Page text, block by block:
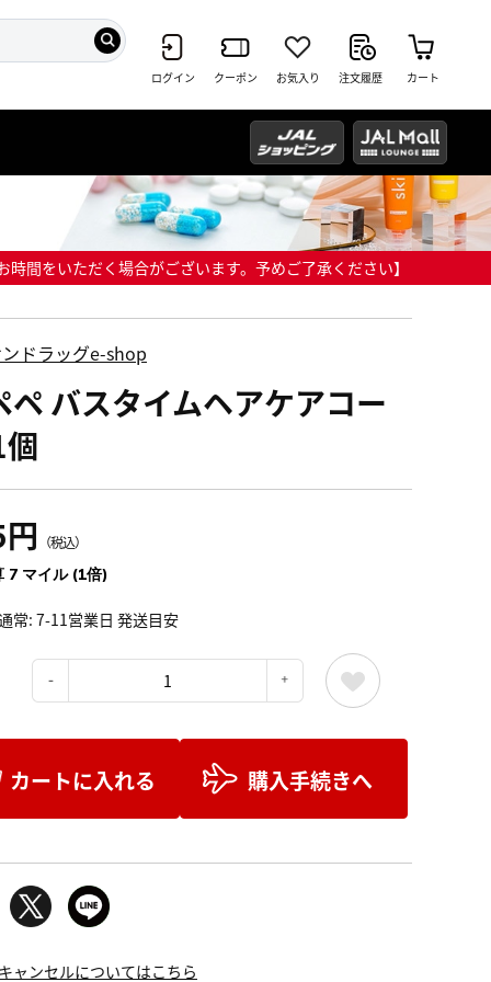
ログイン クーポン お気入り 注文履歴 カート
間をいただく場合がございます。予めご了承ください】
ドラッグe-shop
ペ バスタイムヘアケアコー
（税込）
7 マイル (1倍)
常: 7-11営業日 発送目安
カートに入れる 購入手続きへ
ャンセルについてはこちら